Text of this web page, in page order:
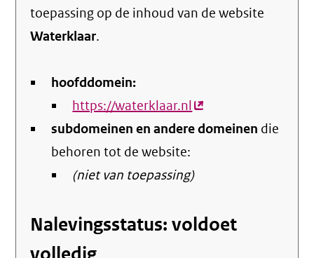
toepassing op de inhoud van de website
Waterklaar.
hoofddomein:
https://waterklaar.nl(externe
link)
subdomeinen en andere domeinen die
behoren tot de website:
(niet van toepassing)
Nalevingsstatus: voldoet